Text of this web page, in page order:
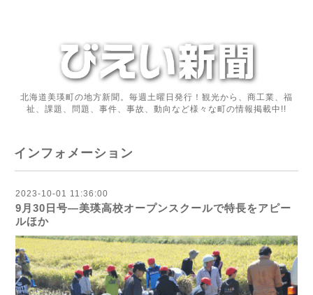
北海道美瑛町の地方新聞。毎週土曜日発行！観光から、商工業、福
祉、課題、問題、事件、事故、動向など様々な町の情報掲載中!!
インフォメーション
2023-10-01 11:36:00
9月30日号―美瑛高校オープンスクールで特長をアピー
ルほか